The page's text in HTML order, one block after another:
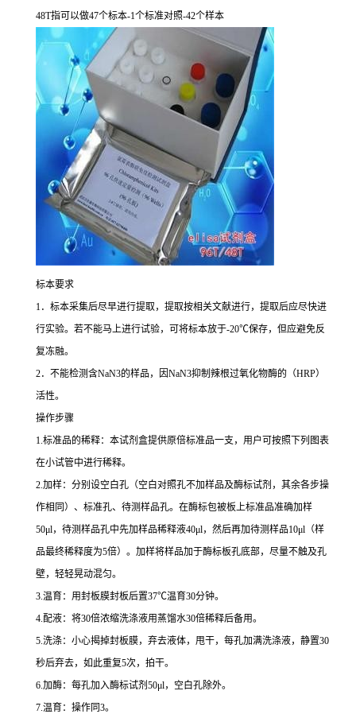
48T指可以做47个标本-1个标准对照-42个样本
标本要求
1．标本采集后尽早进行提取，提取按相关文献进行，提取后应尽快进
行实验。若不能马上进行试验，可将标本放于-20℃保存，但应避免反
复冻融。
2．不能检测含NaN3的样品，因NaN3抑制辣根过氧化物酶的（HRP）
活性。
操作步骤
1.标准品的稀释：本试剂盒提供原倍标准品一支，用户可按照下列图表
在小试管中进行稀释。
2.加样：分别设空白孔（空白对照孔不加样品及酶标试剂，其余各步操
作相同）、标准孔、待测样品孔。在酶标包被板上标准品准确加样
50μl，待测样品孔中先加样品稀释液40μl，然后再加待测样品10μl （样
品最终稀释度为5倍）。加样将样品加于酶标板孔底部，尽量不触及孔
壁，轻轻晃动混匀。
3.温育：用封板膜封板后置37℃温育30分钟。
4.配液：将30倍浓缩洗涤液用蒸馏水30倍稀释后备用。
5.洗涤：小心揭掉封板膜，弃去液体，甩干，每孔加满洗涤液，静置30
秒后弃去，如此重复5次，拍干。
6.加酶：每孔加入酶标试剂 50μl，空白孔除外。
7.温育：操作同 3。